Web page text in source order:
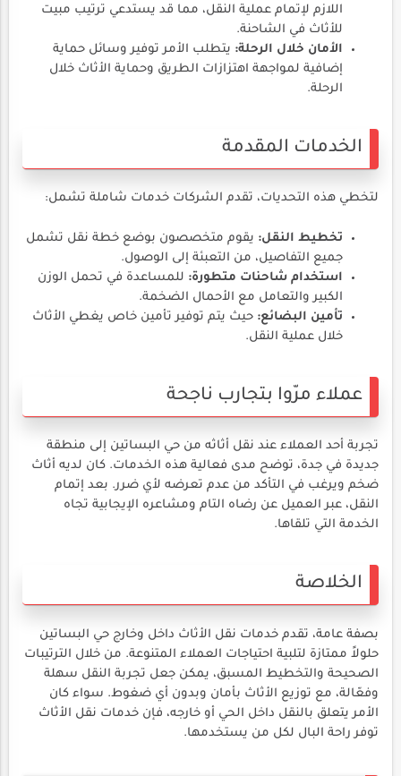
اللازم لإتمام عملية النقل، مما قد يستدعي ترتيب مبيت
للأثاث في الشاحنة.
الأمان خلال الرحلة: يتطلب الأمر توفير وسائل حماية
إضافية لمواجهة اهتزازات الطريق وحماية الأثاث خلال
الرحلة.
الخدمات المقدمة
لتخطي هذه التحديات، تقدم الشركات خدمات شاملة تشمل:
تخطيط النقل: يقوم متخصصون بوضع خطة نقل تشمل
جميع التفاصيل، من التعبئة إلى الوصول.
استخدام شاحنات متطورة: للمساعدة في تحمل الوزن
الكبير والتعامل مع الأحمال الضخمة.
تأمين البضائع: حيث يتم توفير تأمين خاص يغطي الأثاث
خلال عملية النقل.
عملاء مرّوا بتجارب ناجحة
تجربة أحد العملاء عند نقل أثاثه من حي البساتين إلى منطقة
جديدة في جدة، توضح مدى فعالية هذه الخدمات. كان لديه أثاث
ضخم ويرغب في التأكد من عدم تعرضه لأي ضرر. بعد إتمام
النقل، عبر العميل عن رضاه التام ومشاعره الإيجابية تجاه
الخدمة التي تلقاها.
الخلاصة
بصفة عامة، تقدم خدمات نقل الأثاث داخل وخارج حي البساتين
حلولاً ممتازة لتلبية احتياجات العملاء المتنوعة. من خلال الترتيبات
الصحيحة والتخطيط المسبق، يمكن جعل تجربة النقل سهلة
وفعّالة، مع توزيع الأثاث بأمان وبدون أي ضغوط. سواء كان
الأمر يتعلق بالنقل داخل الحي أو خارجه، فإن خدمات نقل الأثاث
توفر راحة البال لكل من يستخدمها.